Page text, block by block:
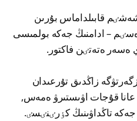
شەشٸم قابىلداماس بۇرىن
– ادامنىڭ جەكە بولمىسى
ەسەر ەتەتٸن فاكتور.
زاڭدىق تۇرعىدان
قۇجات اۋىستىرۋ ەمەس,
تاڭداۋىنىڭ كٶرٸنٸسٸ.